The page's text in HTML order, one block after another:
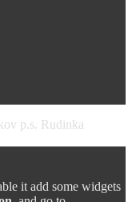
p.s. Rudinka
it add some widgets